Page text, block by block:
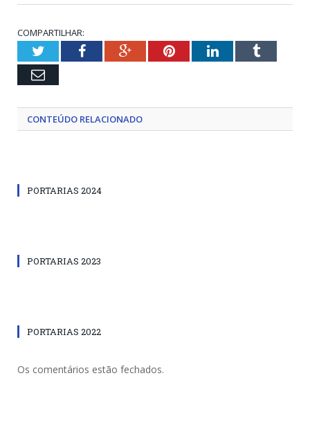
COMPARTILHAR:
TwitterFacebookGoogle+PinterestLinkedInTumblr
Email
CONTEÚDO RELACIONADO
PORTARIAS 2024
PORTARIAS 2023
PORTARIAS 2022
Os comentários estão fechados.